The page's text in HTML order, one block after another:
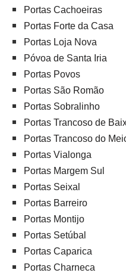
Portas Cachoeiras
Portas Forte da Casa
Portas Loja Nova
Póvoa de Santa Iria
Portas Povos
Portas São Romão
Portas Sobralinho
Portas Trancoso de
Portas Trancoso do
Portas Vialonga
Portas Margem Sul
Portas Seixal
Portas Barreiro
Portas Montijo
Portas Setúbal
Portas Caparica
Portas Charneca